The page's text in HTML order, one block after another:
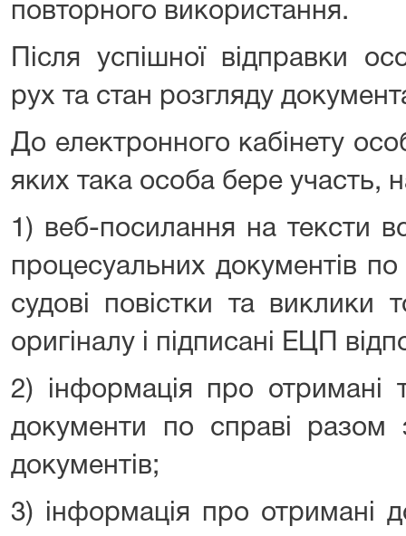
повторного використання.
Після успішної відправки
рух та стан розгляду
До електронного кабінету
яких така особа бере участь,
1) веб-посилання на тексти
процесуальних документів по
судові повістки та
оригіналу і підписані ЕЦП
2) інформація про отримані
документи по справі
документів;
3) інформація про отримані